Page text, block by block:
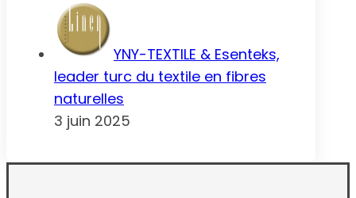
YNY-TEXTILE & Esenteks,
leader turc du textile en fibres
naturelles
3 juin 2025